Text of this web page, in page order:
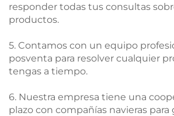
responder todas tus consultas
productos.
5. Contamos con un equipo
posventa para resolver cualquier
tengas a tiempo.
6. Nuestra empresa tiene una
plazo con compañías navieras para